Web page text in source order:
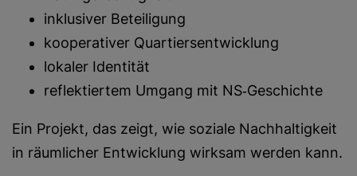
inklusiver Beteiligung
kooperativer Quartiersentwicklung
lokaler Identität
reflektiertem Umgang mit NS‑Geschichte
Ein Projekt, das zeigt, wie soziale Nachhaltigkeit
in räumlicher Entwicklung wirksam werden kann.